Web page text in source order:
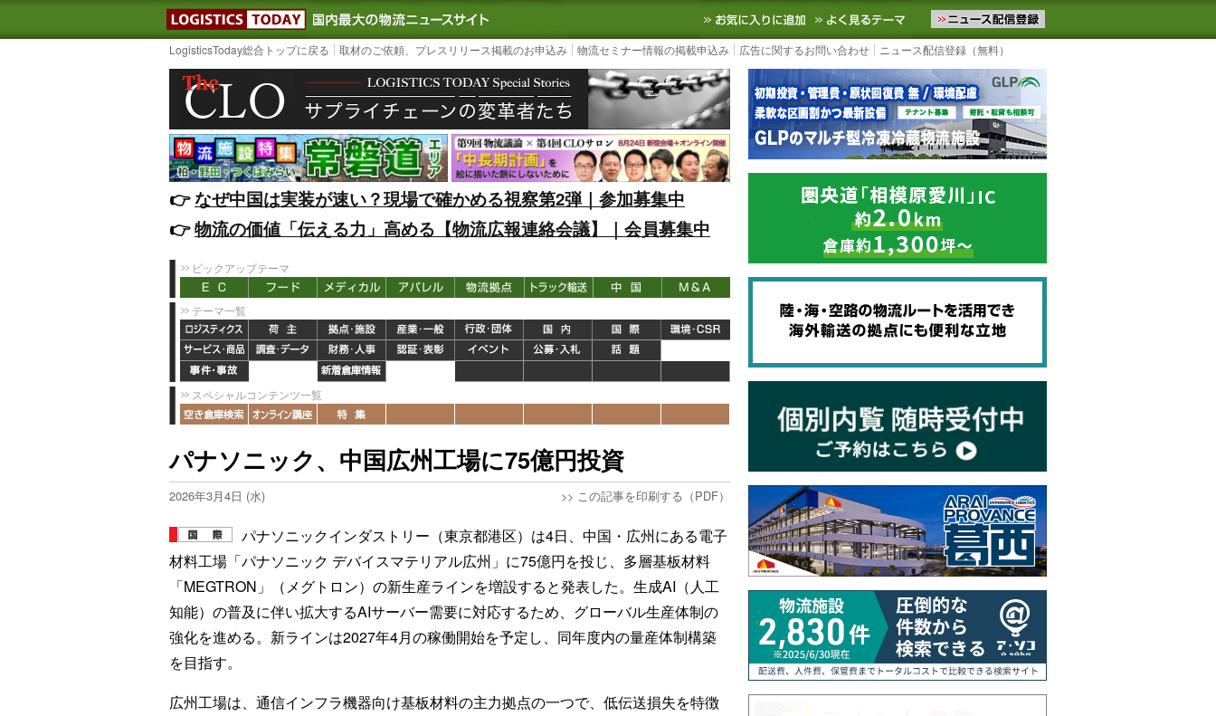
LOGISTICS TODAY｜国内最大の物流ニュースサイト3PL, SCMなど国内外の最新の物流ニュースをお届けします。物流ニュースメール配信を登録す
お気に入りに追加 よく見るテーマ
LogisticsToday総合トップに戻る 取材のご依頼、プレスリリース掲載のお申込み 物流セミナー情報の掲載申込み 広告に関するお問い合わせ ニュース配信登録（無料）
👉️なぜ中国は実装が速い？現場で確かめる視察第2弾｜参加募集中
👉️物流の価値「伝える力」高める【物流広報連絡会議】｜会員募集中
ピックアップテーマ
テーマ一覧
スペシャルコンテンツ一覧
パナソニック、中国広州工場に75億円投資
2026年3月4日 (水) >> この記事を印刷する（PDF）
パナソニックインダストリー（東京都港区）は4日、中国・広州にある電子
材料工場「パナソニック デバイスマテリアル広州」に75億円を投じ、多層基板材料
「MEGTRON」（メグトロン）の新生産ラインを増設すると発表した。生成AI（人工
知能）の普及に伴い拡大するAIサーバー需要に対応するため、グローバル生産体制の
強化を進める。新ラインは2027年4月の稼働開始を予定し、同年度内の量産体制構築
を目指す。
広州工場は、通信インフラ機器向け基板材料の主力拠点の一つで、低伝送損失を特徴